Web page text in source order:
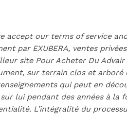
our terms of service
par EXUBERA, ventes
site Pour Acheter Du
sur terrain clos et
qui peut en
lui pendant des années à la
L’intégralité du